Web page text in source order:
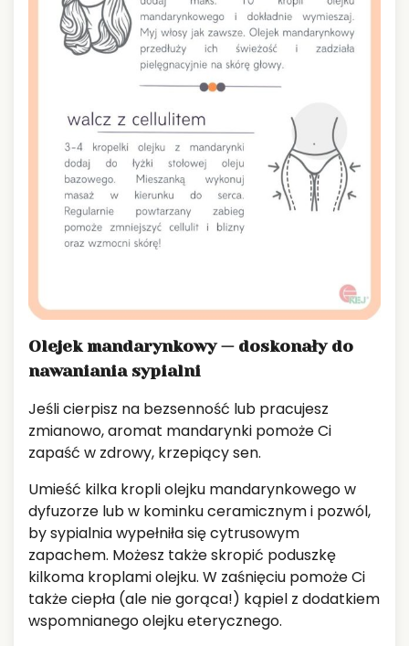
Olejek mandarynkowy — doskonały do
nawaniania sypialni
Jeśli cierpisz na bezsenność lub pracujesz
zmianowo, aromat mandarynki pomoże Ci
zapaść w zdrowy, krzepiący sen.
Umieść kilka kropli olejku mandarynkowego w
dyfuzorze lub w kominku ceramicznym i pozwól,
by sypialnia wypełniła się cytrusowym
zapachem. Możesz także skropić poduszkę
kilkoma kroplami olejku. W zaśnięciu pomoże Ci
także ciepła (ale nie gorąca!) kąpiel z dodatkiem
wspomnianego olejku eterycznego.